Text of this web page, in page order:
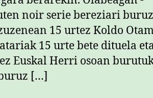
noir serie bereziari buruz
15 urtez Koldo
15 urte bete dituela
Euskal Herri osoan
[…]